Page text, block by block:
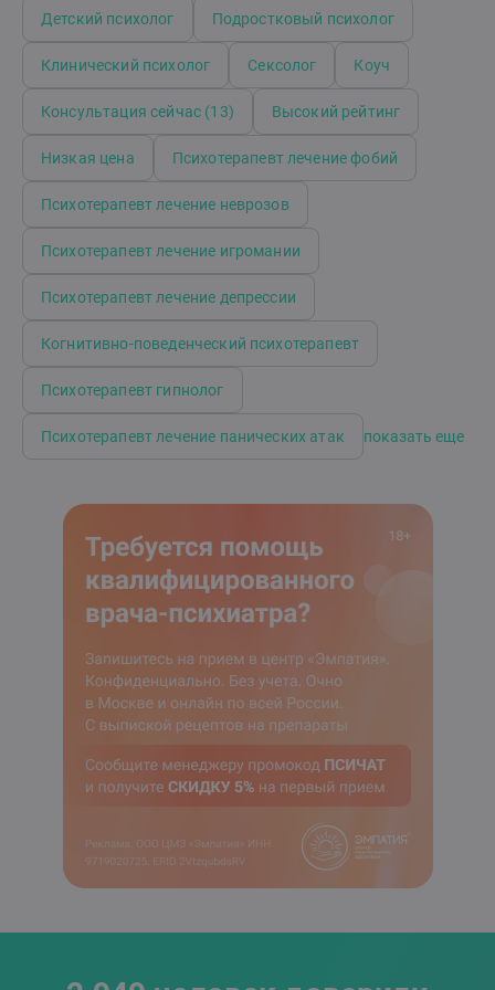
пройти наши программы Академии менторства, - я с
Детский психолог Подростковый психолог
Клинический психолог Сексолог Коуч
Консультация сейчас (13) Высокий рейтинг
Низкая цена Психотерапевт лечение фобий
Психотерапевт лечение неврозов
Психотерапевт лечение игромании
Психотерапевт лечение депрессии
Когнитивно-поведенческий психотерапевт
Психотерапевт гипнолог
Психотерапевт лечение панических атак показать еще